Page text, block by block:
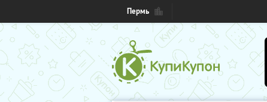
Пермь